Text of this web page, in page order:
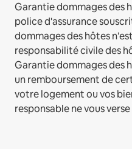
Garantie dommages des
police d'assurance
dommages des hôtes
responsabilité civile des
Garantie dommages des
un remboursement de
votre logement ou vos
responsable ne vous